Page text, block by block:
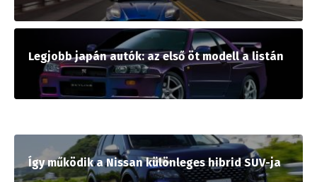
Legjobb japán autók: az első öt modell a listán
Így működik a Nissan különleges hibrid SUV-ja